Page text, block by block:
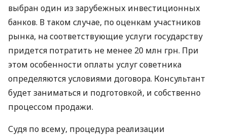
выбран один из зарубежных инвестиционных
банков. В таком случае, по оценкам участников
рынка, на соответствующие услуги государству
придется потратить не менее 20 млн грн. При
этом особенности оплаты услуг советника
определяются условиями договора. Консультант
будет заниматься и подготовкой, и собственно
процессом продажи.
Судя по всему, процедура реализации